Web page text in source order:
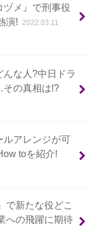
ヅメ』で刑事役
演!
2022.03.11
な人?中日ドラ
の真相は!?
ルアレンジが可
toを紹介!
で新たな役どこ
への飛躍に期待